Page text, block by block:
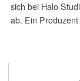
sich bei Halo
ab. Ein
Studio, während
hinter den